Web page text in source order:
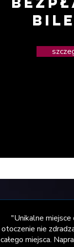
"Unikalne
otoczenie nie
całego miejsca.